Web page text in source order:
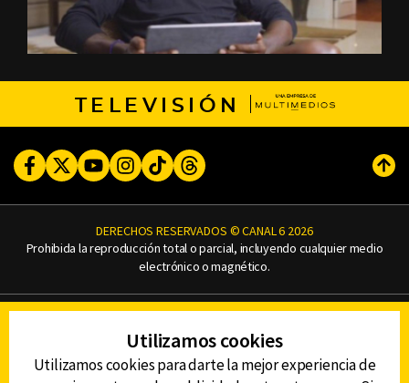
TELEVISIÓN
FacebookTwitterYoutubeInstagram
TikTokThreads
DERECHOS RESERVADOS © CANAL 6 2026
Prohibida la reproducción total o parcial, incluyendo cualquier medio
electrónico o magnético.
AVISO DE PRIVACIDAD
DEFENSORÍA DE LAS AUDIENCIAS
Utilizamos cookies
Utilizamos cookies para darte la mejor experiencia de